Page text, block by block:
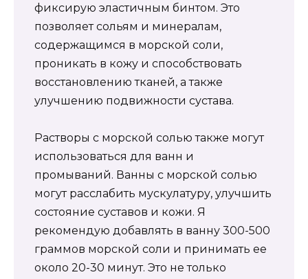
фиксирую эластичным бинтом. Это
позволяет сольям и минералам,
содержащимся в морской соли,
проникать в кожу и способствовать
восстановлению тканей, а также
улучшению подвижности сустава.
Растворы с морской солью также могут
использоваться для ванн и
промываний. Ванны с морской солью
могут расслабить мускулатуру, улучшить
состояние суставов и кожи. Я
рекомендую добавлять в ванну 300-500
граммов морской соли и принимать ее
около 20-30 минут. Это не только